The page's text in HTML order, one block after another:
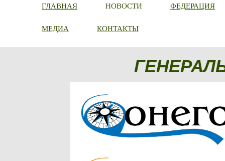
ГЛАВНАЯ НОВОСТИ ФЕДЕРАЦИЯ
МЕДИА КОНТАКТЫ